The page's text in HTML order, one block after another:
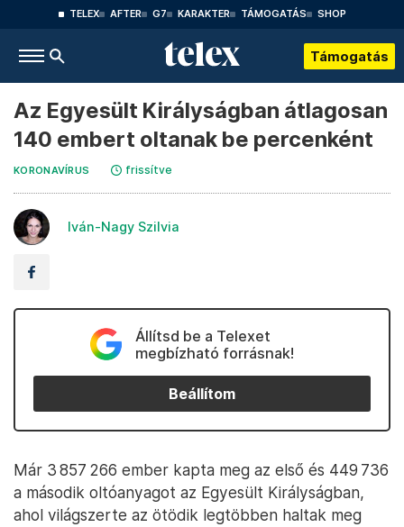
TELEX AFTER G7 KARAKTER TÁMOGATÁS SHOP
Támogatás
Az Egyesült Királyságban átlagosan
140 embert oltanak be percenként
KORONAVÍRUS frissítve
Iván-Nagy Szilvia
Állítsd be a Telexet
megbízható forrásnak!
Beállítom
Már 3 857 266 ember kapta meg az első és 449 736
a második oltóanyagot az Egyesült Királyságban,
ahol világszerte az ötödik legtöbben haltak meg